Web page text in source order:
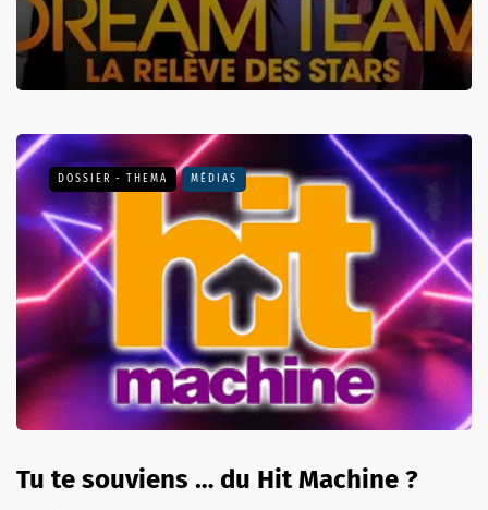
DOSSIER - THEMA MÉDIAS
Tu te souviens … du Hit Machine ?